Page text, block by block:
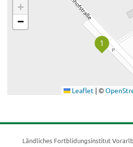
+
−
Leaflet | ©
Ländliches Fortblidungsinstitut